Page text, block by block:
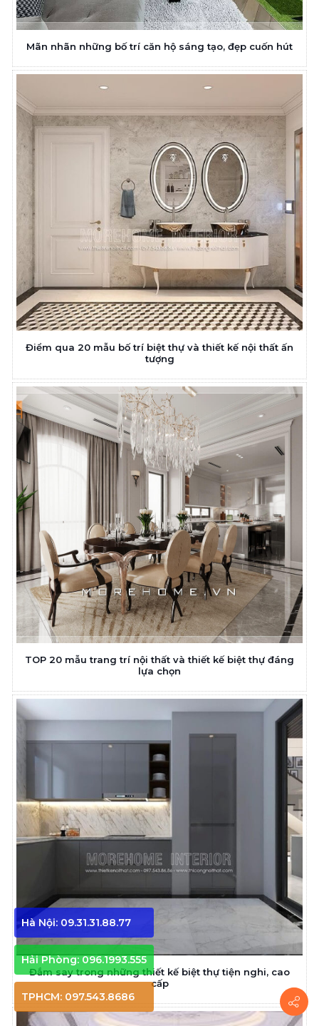
Mãn nhãn những bố trí căn hộ sáng tạo, đẹp cuốn hút
Điểm qua 20 mẫu bố trí biệt thự và thiết kế nội thất ấn
tượng
TOP 20 mẫu trang trí nội thất và thiết kế biệt thự đáng
lựa chọn
Đắm say trong những thiết kế biệt thự tiện nghi, cao
cấp
Hà Nội: 09.31.31.88.77
Hải Phòng: 096.1993.555
TPHCM: 097.543.8686